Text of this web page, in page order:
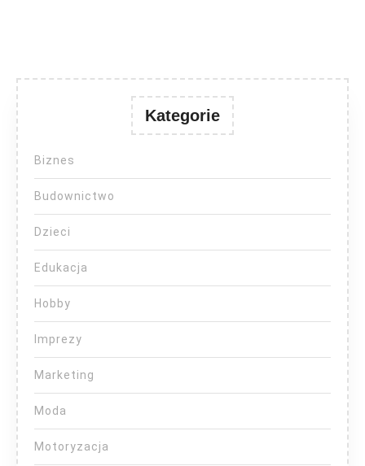
Kategorie
Biznes
Budownictwo
Dzieci
Edukacja
Hobby
Imprezy
Marketing
Moda
Motoryzacja